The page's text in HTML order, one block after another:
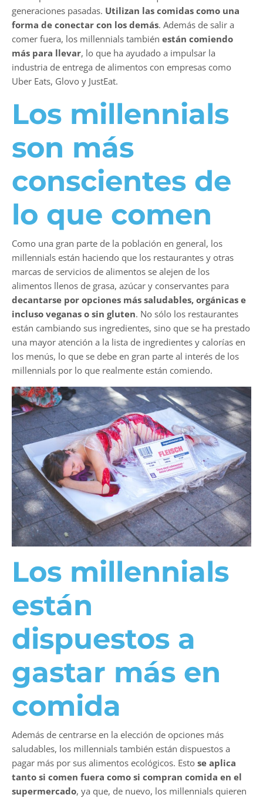
generaciones pasadas. Utilizan las comidas como una
forma de conectar con los demás. Además de salir a
comer fuera, los millennials también están comiendo
más para llevar, lo que ha ayudado a impulsar la
industria de entrega de alimentos con empresas como
Uber Eats, Glovo y JustEat.
Los millennials
son más
conscientes de
lo que comen
Como una gran parte de la población en general, los
millennials están haciendo que los restaurantes y otras
marcas de servicios de alimentos se alejen de los
alimentos llenos de grasa, azúcar y conservantes para
decantarse por opciones más saludables, orgánicas e
incluso veganas o sin gluten. No sólo los restaurantes
están cambiando sus ingredientes, sino que se ha prestado
una mayor atención a la lista de ingredientes y calorías en
los menús, lo que se debe en gran parte al interés de los
millennials por lo que realmente están comiendo.
Los millennials
están
dispuestos a
gastar más en
comida
Además de centrarse en la elección de opciones más
saludables, los millennials también están dispuestos a
pagar más por sus alimentos ecológicos. Esto se aplica
tanto si comen fuera como si compran comida en el
supermercado, ya que, de nuevo, los millennials quieren